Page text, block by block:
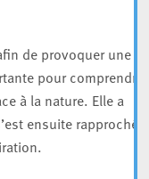
de provoquer une
pour comprendre
à la nature. Elle a
ensuite rapprochée